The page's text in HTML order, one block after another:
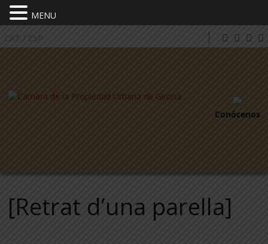
CAT / ESP
Conócenos
[Retrat d’una parella]
MENU